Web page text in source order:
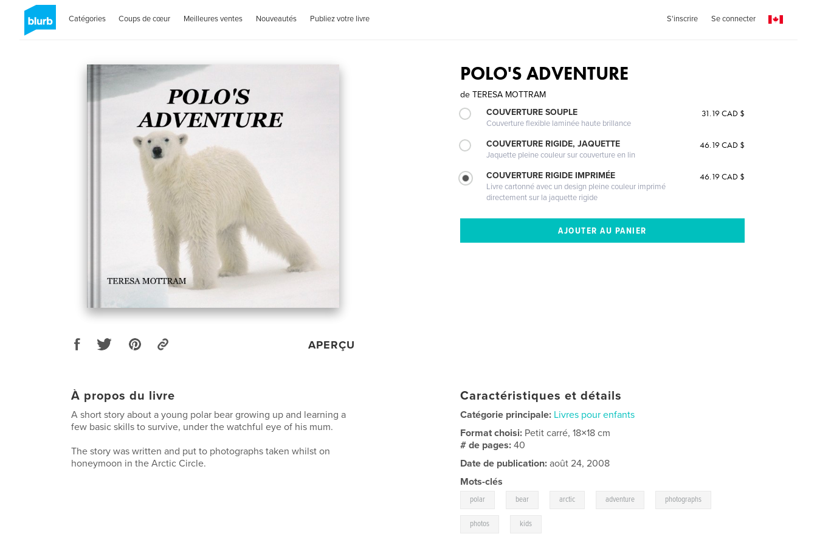
Catégories Coups de cœur Meilleures ventes Nouveautés Publiez votre livre S'inscrire Se connecter
APERÇU
POLO'S ADVENTURE
de TERESA MOTTRAM
COUVERTURE SOUPLE
Couverture flexible laminée haute brillance
31.19 CAD $
COUVERTURE RIGIDE, JAQUETTE
Jaquette pleine couleur sur couverture en lin
46.19 CAD $
COUVERTURE RIGIDE IMPRIMÉE
Livre cartonné avec un design pleine couleur imprimé
directement sur la jaquette rigide
46.19 CAD $
À propos du livre
A short story about a young polar bear growing up and learning a
few basic skills to survive, under the watchful eye of his mum.
The story was written and put to photographs taken whilst on
honeymoon in the Arctic Circle.
Caractéristiques et détails
Catégorie principale: Livres pour enfants
Format choisi: Petit carré, 18×18 cm
# de pages:40
Date de publication: août 24, 2008
Mots-clés
polar bear arctic adventure photographs
photos kids